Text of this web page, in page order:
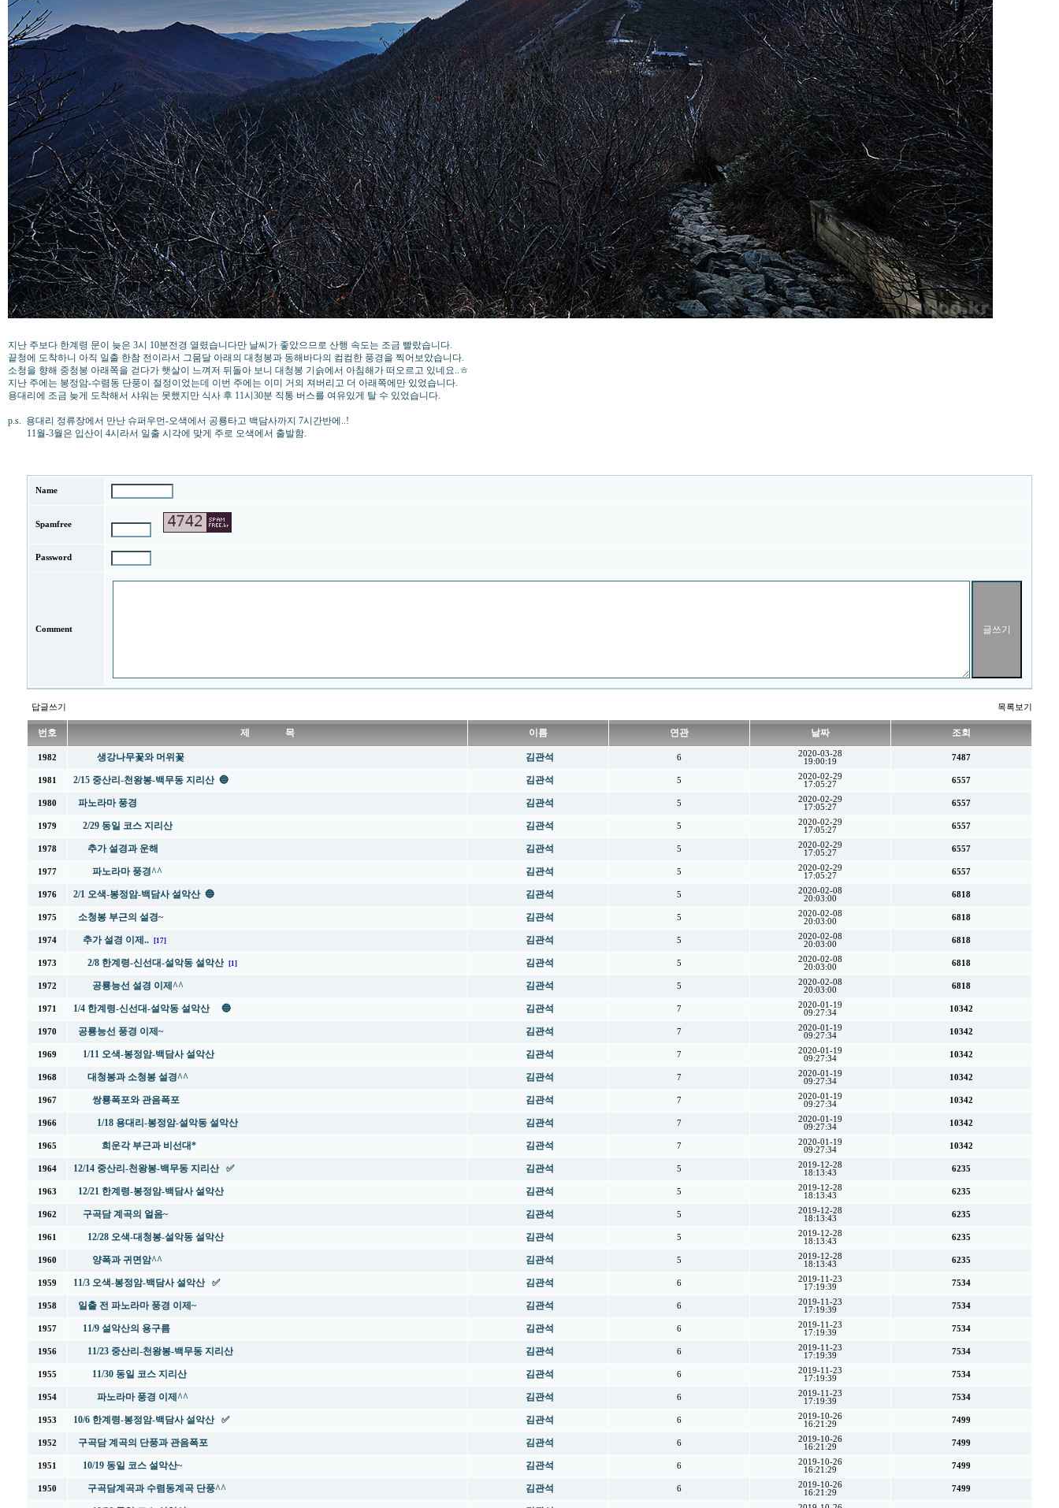
지난 주보다 한계령 문이 늦은 3시 10분전경 열렸습니다만 날씨가 좋았으므로 산행 속도는 조금 빨랐습니다.
끝청에 도착하니 아직 일출 한참 전이라서 그뭄달 아래의 대청봉과 동해바다의 컴컴한 풍경을 찍어보았습니다.
소청을 향해 중청봉 아래쪽을 걷다가 햇살이 느껴저 뒤돌아 보니 대청봉 기슭에서 아침해가 떠오르고 있네요..ㅎ
지난 주에는 봉정암-수렴동 단풍이 절정이었는데 이번 주에는 이미 거의 져버리고 더 아래쪽에만 있었습니다.
용대리에 조금 늦게 도착해서 샤워는 못했지만 식사 후 11시30분 직통 버스를 여유있게 탈 수 있었습니다.
p.s. 용대리 정류장에서 만난 슈퍼우먼-오색에서 공룡타고 백담사까지 7시간반에..!
11월-3월은 입산이 4시라서 일출 시각에 맞게 주로 오색에서 출발함.
Name
Spamfree
Password
Comment
답글쓰기 목록보기
번호 제 목 이름 연관 날짜 조회
1982 생강나무꽃와 머위꽃 김관석 6
2020-03-28
19:00:19
7487
1981 2/15 중산리-천왕봉-백무동 지리산 🔵 김관석 5
2020-02-29
17:05:27
6557
1980 파노라마 풍경 김관석 5
2020-02-29
17:05:27
6557
1979 2/29 동일 코스 지리산 김관석 5
2020-02-29
17:05:27
6557
1978 추가 설경과 운해 김관석 5
2020-02-29
17:05:27
6557
1977 파노라마 풍경^^ 김관석 5
2020-02-29
17:05:27
6557
1976 2/1 오색-봉정암-백담사 설악산 🔵 김관석 5
2020-02-08
20:03:00
6818
1975 소청봉 부근의 설경~ 김관석 5
2020-02-08
20:03:00
6818
1974 추가 설경 이제.. [17] 김관석 5
2020-02-08
20:03:00
6818
1973 2/8 한계령-신선대-설악동 설악산 [1] 김관석 5
2020-02-08
20:03:00
6818
1972 공룡능선 설경 이제^^ 김관석 5
2020-02-08
20:03:00
6818
1971 1/4 한계령-신선대-설악동 설악산 🔵 김관석 7
2020-01-19
09:27:34
10342
1970 공룡능선 풍경 이제~ 김관석 7
2020-01-19
09:27:34
10342
1969 1/11 오색-봉정암-백담사 설악산 김관석 7
2020-01-19
09:27:34
10342
1968 대청봉과 소청봉 설경^^ 김관석 7
2020-01-19
09:27:34
10342
1967 쌍룡폭포와 관음폭포 김관석 7
2020-01-19
09:27:34
10342
1966 1/18 용대리-봉정암-설악동 설악산 김관석 7
2020-01-19
09:27:34
10342
1965 희운각 부근과 비선대* 김관석 7
2020-01-19
09:27:34
10342
1964 12/14 중산리-천왕봉-백무동 지리산 ✅ 김관석 5
2019-12-28
18:13:43
6235
1963 12/21 한계령-봉정암-백담사 설악산 김관석 5
2019-12-28
18:13:43
6235
1962 구곡담 계곡의 얼음~ 김관석 5
2019-12-28
18:13:43
6235
1961 12/28 오색-대청봉-설악동 설악산 김관석 5
2019-12-28
18:13:43
6235
1960 양폭과 귀면암^^ 김관석 5
2019-12-28
18:13:43
6235
1959 11/3 오색-봉정암-백담사 설악산 ✅ 김관석 6
2019-11-23
17:19:39
7534
1958 일출 전 파노라마 풍경 이제~ 김관석 6
2019-11-23
17:19:39
7534
1957 11/9 설악산의 용구름 김관석 6
2019-11-23
17:19:39
7534
1956 11/23 중산리-천왕봉-백무동 지리산 김관석 6
2019-11-23
17:19:39
7534
1955 11/30 동일 코스 지리산 김관석 6
2019-11-23
17:19:39
7534
1954 파노라마 풍경 이제^^ 김관석 6
2019-11-23
17:19:39
7534
1953 10/6 한계령-봉정암-백담사 설악산 ✅ 김관석 6
2019-10-26
16:21:29
7499
1952 구곡담 계곡의 단풍과 관음폭포 김관석 6
2019-10-26
16:21:29
7499
1951 10/19 동일 코스 설악산~ 김관석 6
2019-10-26
16:21:29
7499
1950 구곡담계곡과 수렴동계곡 단풍^^ 김관석 6
2019-10-26
16:21:29
7499